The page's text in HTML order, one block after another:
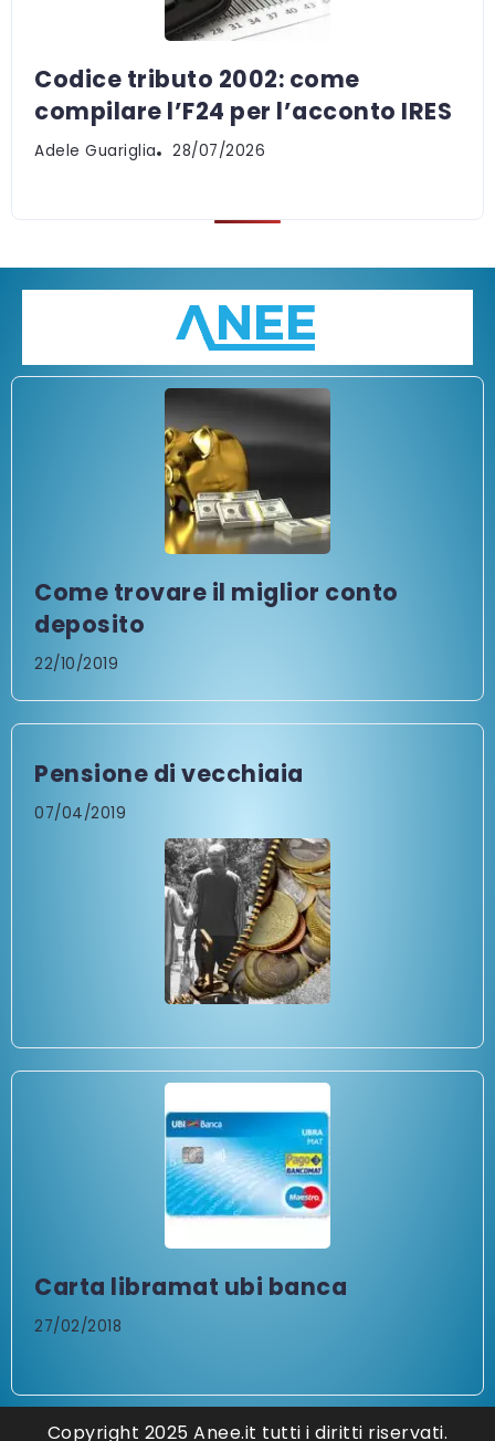
Codice tributo 2002: come
compilare l’F24 per l’acconto IRES
Adele Guariglia 28/07/2026
Come trovare il miglior conto
deposito
22/10/2019
Pensione di vecchiaia
07/04/2019
Carta libramat ubi banca
27/02/2018
Copyright 2025 Anee.it tutti i diritti riservati.